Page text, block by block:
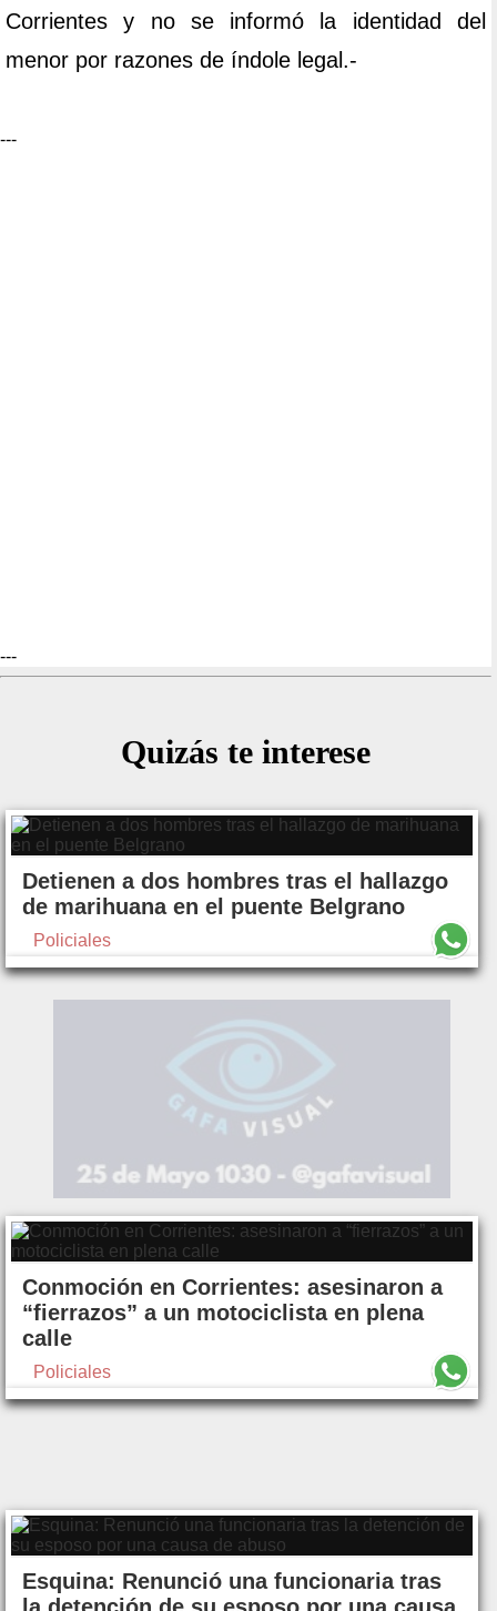
Corrientes y no se informó la identidad del
menor por razones de índole legal.-
---
---
Quizás te interese
Detienen a dos hombres tras el hallazgo
de marihuana en el puente Belgrano
Policiales
Conmoción en Corrientes: asesinaron a
“fierrazos” a un motociclista en plena
calle
Policiales
Esquina: Renunció una funcionaria tras